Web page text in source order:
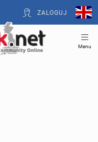
ZALOGUJ
Menu